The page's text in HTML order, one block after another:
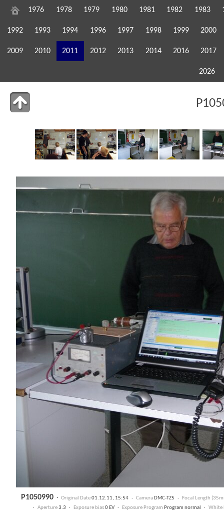
1976 1978 1979 1980 1981 1982 1983
1992 1993 1994 1996 1997 1998 1999 2000
2009 2010 2011 2012 2013 2014 2016 2017
2026
P1050990 · Original Date01.12.11, 15:54 · CameraDMC-TZ5 · Focal Length
· Aperture3.3 · Exposure bias0 EV · Exposure Program Program normal · White